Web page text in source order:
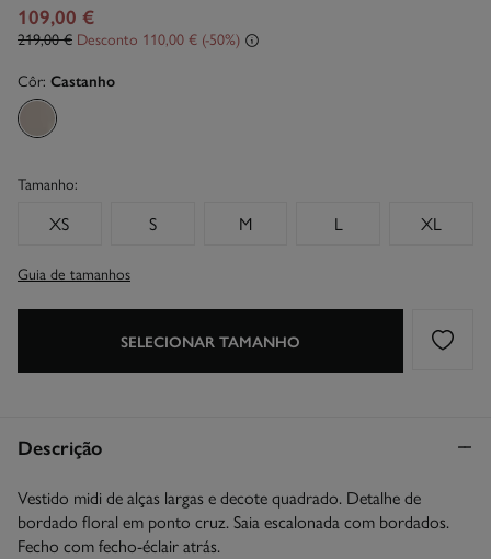
109,00 €
219,00 € Desconto 110,00 € 50
Côr: Castanho
Tamanho:
XS S M L XL
Guia de tamanhos
SELECIONAR TAMANHO
Descrição
Vestido midi de alças largas e decote quadrado. Detalhe de
bordado floral em ponto cruz. Saia escalonada com bordados.
Fecho com fecho-éclair atrás.